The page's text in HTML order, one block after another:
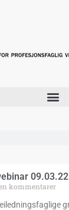
09.03.22
kommentarer